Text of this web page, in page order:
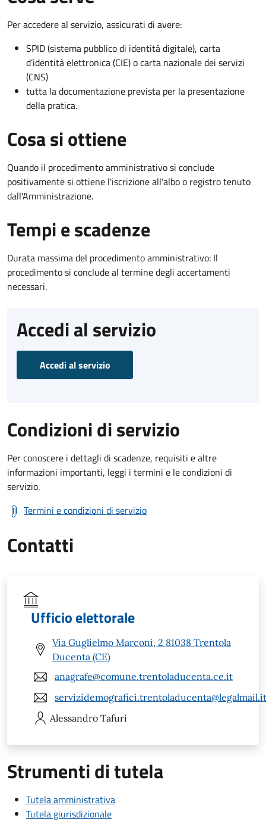
Per accedere al servizio, assicurati di avere:
SPID (sistema pubblico di identità digitale), carta
d’identità elettronica (CIE) o carta nazionale dei servizi
(CNS)
tutta la documentazione prevista per la presentazione
della pratica.
Cosa si ottiene
Quando il procedimento amministrativo si conclude
positivamente si ottiene l'iscrizione all'albo o registro tenuto
dall'Amministrazione.
Tempi e scadenze
Durata massima del procedimento amministrativo: Il
procedimento si conclude al termine degli accertamenti
necessari.
Accedi al servizio
Accedi al servizio
Condizioni di servizio
Per conoscere i dettagli di scadenze, requisiti e altre
informazioni importanti, leggi i termini e le condizioni di
servizio.
Termini e condizioni di servizio
Contatti
Ufficio elettorale
Via Guglielmo Marconi, 2 81038 Trentola
Ducenta (CE)
anagrafe@comune.trentoladucenta.ce.it
servizidemografici.trentoladucenta@legalmail.it
Alessandro Tafuri
Strumenti di tutela
Tutela amministrativa
Tutela giurisdizionale